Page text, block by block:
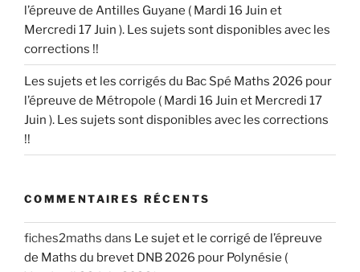
l’épreuve de Antilles Guyane ( Mardi 16 Juin et
Mercredi 17 Juin ). Les sujets sont disponibles avec les
corrections !!
Les sujets et les corrigés du Bac Spé Maths 2026 pour
l’épreuve de Métropole ( Mardi 16 Juin et Mercredi 17
Juin ). Les sujets sont disponibles avec les corrections
!!
COMMENTAIRES RÉCENTS
fiches2maths dans Le sujet et le corrigé de l’épreuve
de Maths du brevet DNB 2026 pour Polynésie (